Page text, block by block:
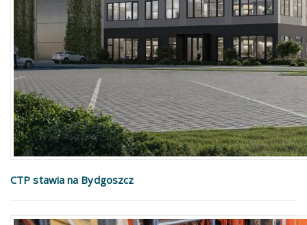
CTP stawia na Bydgoszcz